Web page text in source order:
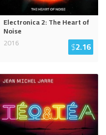
Electronica 2: The Heart of
Noise
2016
$2.16